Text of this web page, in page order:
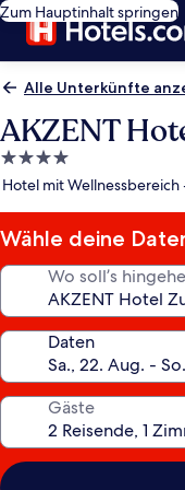
Zum Hauptinhalt springen
Alle Unterkünfte
AKZENT
4.0-
Sterne-
Hotel mit Wellnessbereich
Wähle deine
Wo soll’s
Daten
Gäste